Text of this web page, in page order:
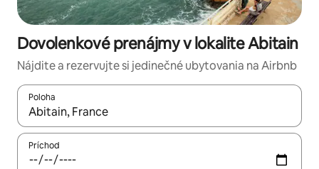
Dovolenkové prenájmy v lokalite Abitain
Nájdite a rezervujte si jedinečné ubytovania na Airbnb
Poloha
Keď budú výsledky k dispozícii, môžete si ich prechádzať
Príchod